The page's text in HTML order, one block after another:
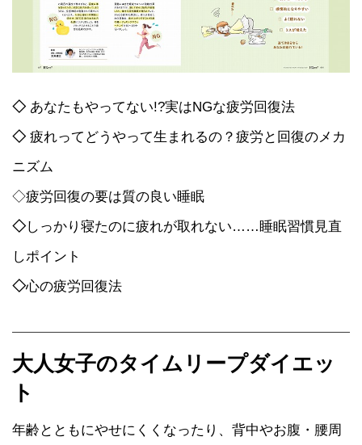
◇ あなたもやってない!?実はNGな疲労回復法
◇ 疲れってどうやって生まれるの？疲労と回復のメカ
ニズム
◇疲労回復の要は質の良い睡眠
◇しっかり寝たのに疲れが取れない……睡眠習慣見直
しポイント
◇心の疲労回復法
大人女子のタイムリープダイエッ
ト
年齢とともにやせにくくなったり、背中やお腹・腰周